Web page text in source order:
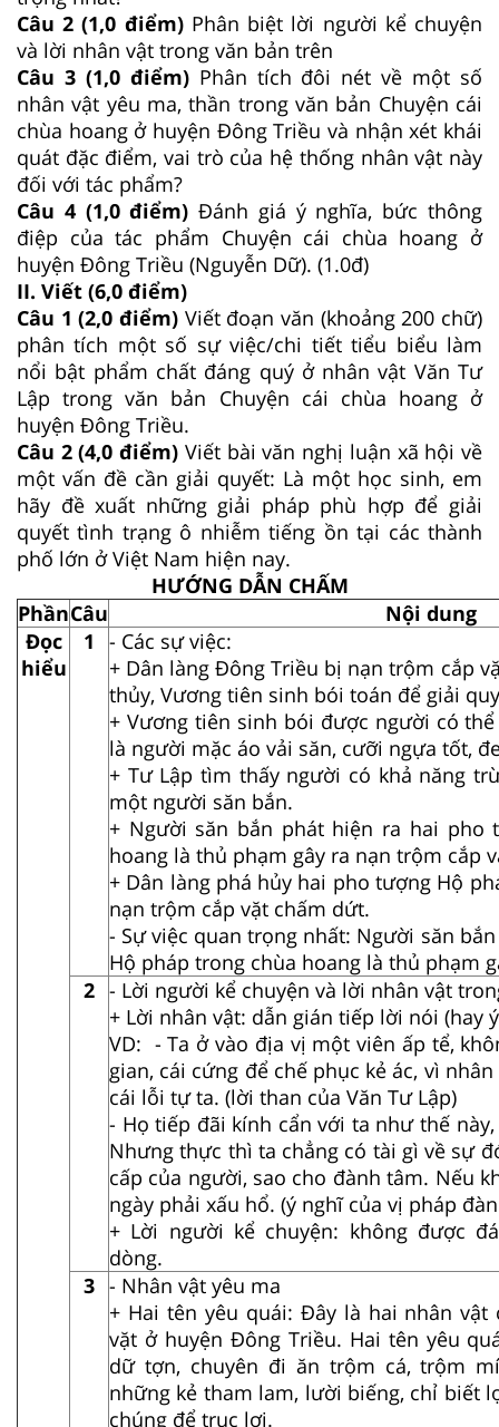
Câu 2 (1,0 điểm)Phân biệt lời người kể chuyện
và lời nhân vật trong văn bản trên
Câu 3 (1,0 điểm)Phân tích đôi nét về một số
nhân vật yêu ma, thần trong văn bản Chuyện cái
chùa hoang ở huyện Đông Triều và nhận xét khái
quát đặc điểm, vai trò của hệ thống nhân vật này
đối với tác phẩm?
Câu 4 (1,0 điểm) Đánh giá ý nghĩa, bức thông
điệp của tác phẩm Chuyện cái chùa hoang ở
huyện Đông Triều (Nguyễn Dữ). (1.0đ)
II. Viết (6,0 điểm)
Câu 1 (2,0 điểm) Viết đoạn văn (khoảng 200 chữ)
phân tích một số sự việc/chi tiết tiểu biểu làm
nổi bật phẩm chất đáng quý ở nhân vật Văn Tư
Lập trong văn bản Chuyện cái chùa hoang ở
huyện Đông Triều.
Câu 2 (4,0 điểm) Viết bài văn nghị luận xã hội về
một vấn đề cần giải quyết: Là một học sinh, em
hãy đề xuất những giải pháp phù hợp để giải
quyết tình trạng ô nhiễm tiếng ồn tại các thành
phố lớn ở Việt Nam hiện nay.
HƯỚNG DẪN CHẤM
PhầnCâu
Nội dung
Đọc
hiểu
1
- Các sự việc:
+ Dân làng Đông Triều bị nạn trộm cắp
thủy, Vương tiên sinh bói toán để giải
+ Vương tiên sinh bói được người có
là người mặc áo vải săn, cưỡi ngựa tốt,
+ Tư Lập tìm thấy người có khả năng
một người săn bắn.
+ Người săn bắn phát hiện ra hai pho
hoang là thủ phạm gây ra nạn trộm cắp
+ Dân làng phá hủy hai pho tượng Hộ
nạn trộm cắp vặt chấm dứt.
- Sự việc quan trọng nhất: Người săn
Hộ pháp trong chùa hoang là thủ phạm
2 - Lời người kể chuyện và lời nhân vật
+ Lời nhân vật: dẫn gián tiếp lời nói (hay
VD: - Ta ở vào địa vị một viên ấp tể,
gian, cái cứng để chế phục kẻ ác, vì
cái lỗi tự ta. (lời than của Văn Tư Lập)
- Họ tiếp đãi kính cẩn với ta như thế
Nhưng thực thì ta chẳng có tài gì về sự
cấp của người, sao cho đành tâm. Nếu
ngày phải xấu hổ. (ý nghĩ của vị pháp
+ Lời người kể chuyện: không được
dòng.
3 - Nhân vật yêu ma
+ Hai tên yêu quái: Đây là hai nhân
vặt ở huyện Đông Triều. Hai tên yêu
dữ tợn, chuyên đi ăn trộm cá, trộm
những kẻ tham lam, lười biếng, chỉ biết
chúng để trục lợi.